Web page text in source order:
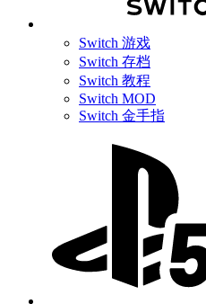
Switch 游戏
Switch 存档
Switch 教程
Switch MOD
Switch 金手指